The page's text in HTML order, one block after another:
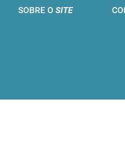
SOBRE O SITE